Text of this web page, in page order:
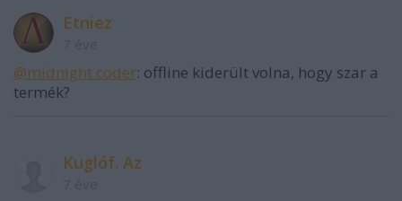
Etniez
@midnight coder: offline kiderült volna, hogy szar a
termék?
Kuglóf. Az